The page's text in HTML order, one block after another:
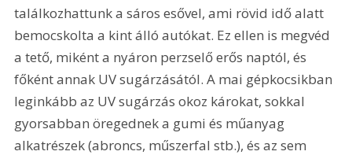
találkozhattunk a sáros esővel, ami rövid idő alatt
bemocskolta a kint álló autókat. Ez ellen is megvéd
a tető, miként a nyáron perzselő erős naptól, és
főként annak UV sugárzásától. A mai gépkocsikban
leginkább az UV sugárzás okoz károkat, sokkal
gyorsabban öregednek a gumi és műanyag
alkatrészek (abroncs, műszerfal stb.), és az sem